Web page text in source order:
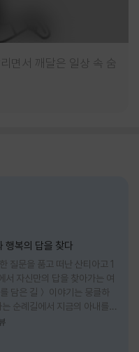
면서 깨달은 일상 속 숨
길 위에서 삶과 행복의 답을 찾다
질문을 품고 떠난 산티아고 1
자신만의 답을 찾아가는 여
담은 길＞ 이야기는 뭉클하
순례길에서 지금의 아내를
의 정석인 '비포 선라이즈'를